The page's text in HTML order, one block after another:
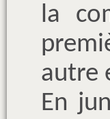
la
autre
En